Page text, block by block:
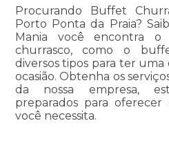
Procurando Buffet
Porto Ponta da Praia?
Mania você encontra
churrasco, como o
diversos tipos para ter uma
ocasião. Obtenha os
da nossa empresa,
preparados para
você necessita.